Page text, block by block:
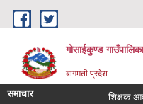
Skip to main content
गोसाईकुण्ड गाउँपालिका
बागमती प्रदेश
समाचार शिक्षक